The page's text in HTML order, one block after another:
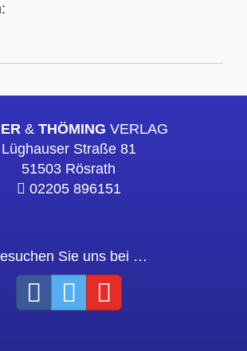
&THÖMING VERLAG
Lüghauser Straße 81
51503 Rösrath
02205 896151
Sie uns bei …